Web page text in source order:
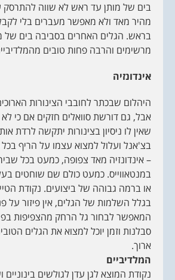
בים של מותן עד ראש לא שווה להתרסק
מהיר מאד ולא מאפשר מעברים בלי
בראש. הגלים האחרים בסביבה בים של
מרשימים והרבה פחות טובים
אינדונזיה
היהלום שבכתר לחובבי הצינורות
אבל, גם דורשת סוואלים חזקים אם כי
שאין לו ניסיון בצינורות יתקשה לרדת
בצ'אנל ועלול למצוא עצמו על הריף בכל
– אינדונזיה מאד צפופה, כמעט בכל
במנטאווייס. כמעט כולם שם שוחטים
או ברמה גבוהה של ביצועים. נקודת
בגלל השלמות של הגלים, אין פיזור על
המאפשר לבחור גל הרחק מהצפיפות
סבלנות וזמן יוכל למצוא את הגלים
ארוך.
המלדיביים
נקודת המוצא לגן עדן לגולשים